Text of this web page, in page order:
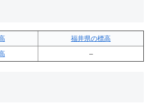
福井県の標高
–